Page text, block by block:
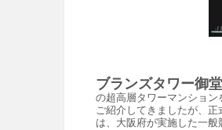
ブランズタワー御堂
の超高層タワーマンショ
ご紹介してきましたが、正
は、大阪府が実施した一般